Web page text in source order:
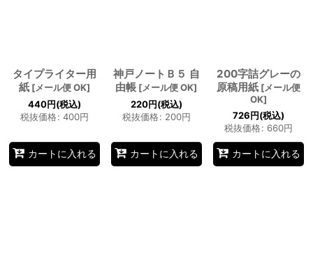
タイプライター用
紙 [メール便 OK]
440円(税込)
税抜価格: 400円
カートに入れる
神戸ノートＢ５ 自
由帳 [メール便 OK]
220円(税込)
税抜価格: 200円
カートに入れる
200字詰グレーの
原稿用紙 [メール便
OK]
726円(税込)
税抜価格: 660円
カートに入れる